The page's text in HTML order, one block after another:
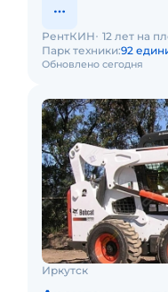
Обновлено сегодня
РентКИН 12 лет на
Парк техники:92
Иркутск